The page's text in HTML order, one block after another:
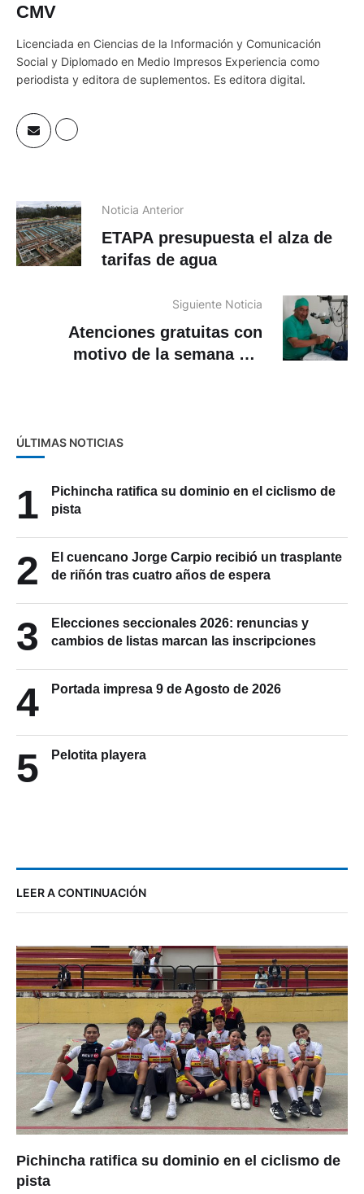
CMV
Licenciada en Ciencias de la Información y Comunicación
Social y Diplomado en Medio Impresos Experiencia como
periodista y editora de suplementos. Es editora digital.
Noticia Anterior
ETAPA presupuesta el alza de
tarifas de agua
Siguiente Noticia
Atenciones gratuitas con
motivo de la semana del
ÚLTIMAS NOTICIAS
1
Pichincha ratifica su dominio en el ciclismo de
pista
2
El cuencano Jorge Carpio recibió un trasplante
de riñón tras cuatro años de espera
3
Elecciones seccionales 2026: renuncias y
cambios de listas marcan las inscripciones
4 Portada impresa 9 de Agosto de 2026
5 Pelotita playera
LEER A CONTINUACIÓN
Pichincha ratifica su dominio en el ciclismo de
pista